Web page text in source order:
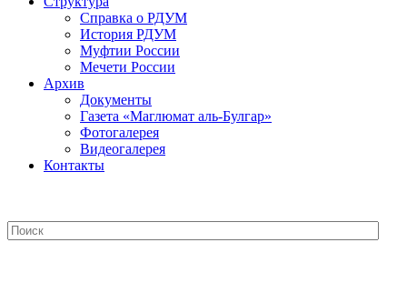
Справка о РДУМ
История РДУМ
Муфтии России
Мечети России
Архив
Документы
Газета «Маглюмат аль-Булгар»
Фотогалерея
Видеогалерея
Контакты